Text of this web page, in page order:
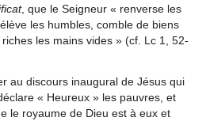
, que le Seigneur « renverse les
les humbles, comble de biens
les mains vides » (cf. Lc 1, 52-
au discours inaugural de Jésus qui
« Heureux » les pauvres, et
le royaume de Dieu est à eux et